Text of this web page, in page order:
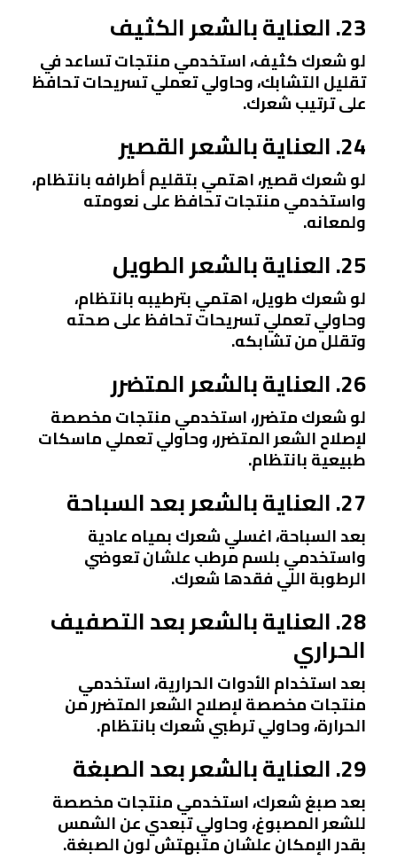
23. العناية بالشعر الكثيف
لو شعرك كثيف، استخدمي منتجات تساعد في
تقليل التشابك، وحاولي تعملي تسريحات تحافظ
على ترتيب شعرك.
24. العناية بالشعر القصير
لو شعرك قصير، اهتمي بتقليم أطرافه بانتظام،
واستخدمي منتجات تحافظ على نعومته
ولمعانه.
25. العناية بالشعر الطويل
لو شعرك طويل، اهتمي بترطيبه بانتظام،
وحاولي تعملي تسريحات تحافظ على صحته
وتقلل من تشابكه.
26. العناية بالشعر المتضرر
لو شعرك متضرر، استخدمي منتجات مخصصة
لإصلاح الشعر المتضرر، وحاولي تعملي ماسكات
طبيعية بانتظام.
27. العناية بالشعر بعد السباحة
بعد السباحة، اغسلي شعرك بمياه عادية
واستخدمي بلسم مرطب علشان تعوضي
الرطوبة اللي فقدها شعرك.
28. العناية بالشعر بعد التصفيف
الحراري
بعد استخدام الأدوات الحرارية، استخدمي
منتجات مخصصة لإصلاح الشعر المتضرر من
الحرارة، وحاولي ترطبي شعرك بانتظام.
29. العناية بالشعر بعد الصبغة
بعد صبغ شعرك، استخدمي منتجات مخصصة
للشعر المصبوغ، وحاولي تبعدي عن الشمس
بقدر الإمكان علشان متبهتش لون الصبغة.